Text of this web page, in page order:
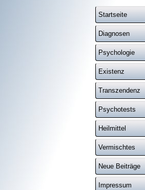
Startseite
Diagnosen
Psychologie
Existenz
Transzendenz
Psychotests
Heilmittel
Vermischtes
Neue Beiträge
Impressum